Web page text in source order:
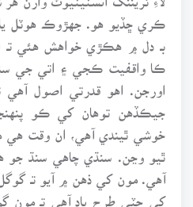
ڪري ڇڏيو هو. جهڙوڪ هوٽل يا
بـ دل ۾ هڪڙي خواهش هئي
ڪا واقفيت ڪجي ۽ اتي جي
اورجن. اهو قدرتي اصول آهي
جيڪڏهن توهان کي ڪو
خوشي ٿيندي آهي، ان وقت هي
ٿيو وڃن. سنڌي چاهي سنڌ جو
آهي. مون کي ذهن ۾ آيو تـ
کي چٽي طرح ياد آهي تـ مون